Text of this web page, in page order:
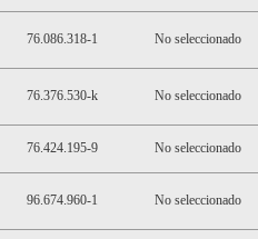
76.086.318-1 No seleccionado
76.376.530-k No seleccionado
76.424.195-9 No seleccionado
96.674.960-1 No seleccionado